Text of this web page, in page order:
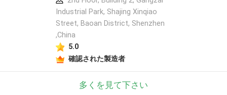
Industrial Park, Shajing Xinqiao
Street, Baoan District, Shenzhen
,China
5.0
確認された製造者
多くを見て下さい